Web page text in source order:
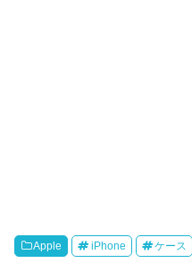
Apple iPhone ケース